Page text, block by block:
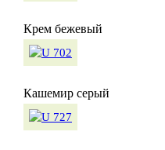
Крем бежевый
Кашемир серый